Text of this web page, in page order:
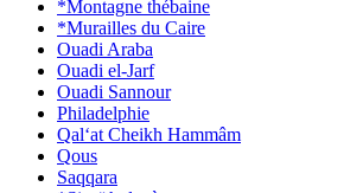
*Montagne thébaine
*Murailles du Caire
Ouadi Araba
Ouadi el-Jarf
Ouadi Sannour
Philadelphie
Qal‘at Cheikh Hammâm
Qous
Saqqara